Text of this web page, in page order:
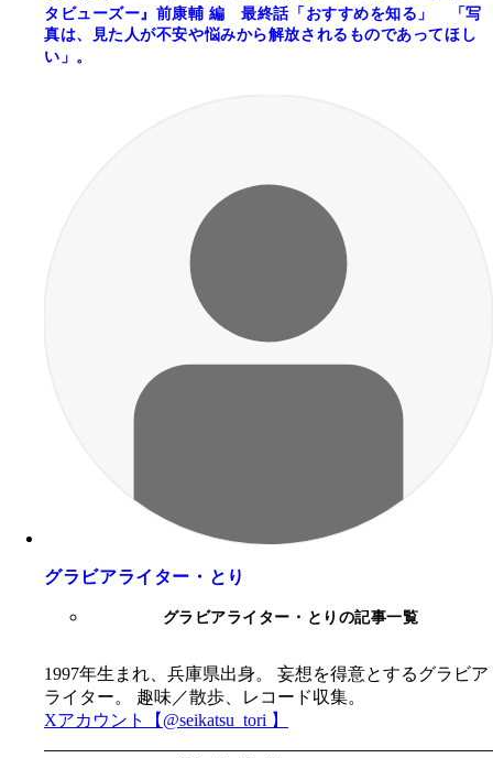
タビューズー』前康輔 編 最終話「おすすめを知る」 「写
真は、見た人が不安や悩みから解放されるものであってほし
い」。
グラビアライター・とり
グラビアライター・とりの記事一覧
1997年生まれ、兵庫県出身。 妄想を得意とするグラビア
ライター。 趣味／散歩、レコード収集。
Xアカウント【@seikatsu_tori 】